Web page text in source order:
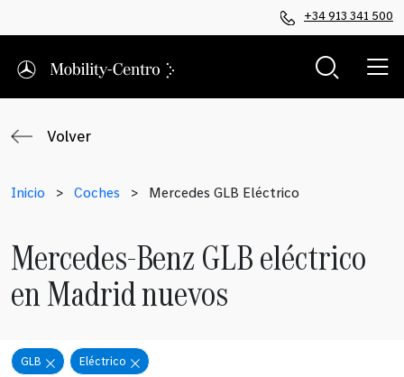
+34 913 341 500
Volver
Inicio > Coches > Mercedes GLB Eléctrico
Mercedes-Benz GLB eléctrico
en Madrid nuevos
GLB Eléctrico